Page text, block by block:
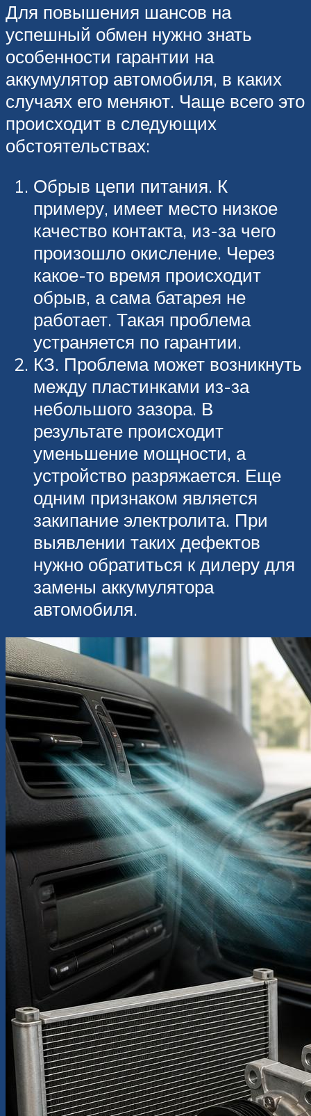
Для повышения шансов на
успешный обмен нужно знать
особенности гарантии на
аккумулятор автомобиля, в каких
случаях его меняют. Чаще всего это
происходит в следующих
обстоятельствах:
Обрыв цепи питания. К
примеру, имеет место низкое
качество контакта, из-за чего
произошло окисление. Через
какое-то время происходит
обрыв, а сама батарея не
работает. Такая проблема
устраняется по гарантии.
КЗ. Проблема может возникнуть
между пластинками из-за
небольшого зазора. В
результате происходит
уменьшение мощности, а
устройство разряжается. Еще
одним признаком является
закипание электролита. При
выявлении таких дефектов
нужно обратиться к дилеру для
замены аккумулятора
автомобиля.